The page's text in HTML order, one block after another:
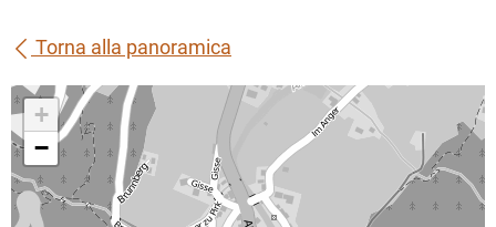
Torna alla panoramica
+
−